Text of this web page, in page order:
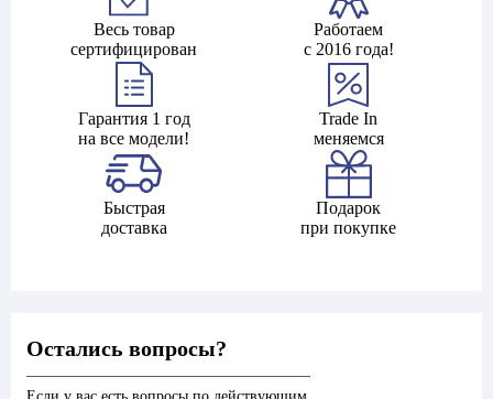
Весь товар
сертифицирован
Работаем
с 2016 года!
Гарантия 1 год
на все модели!
Trade In
меняемся
Быстрая
доставка
Подарок
при покупке
Остались вопросы?
Если у вас есть вопросы по действующим